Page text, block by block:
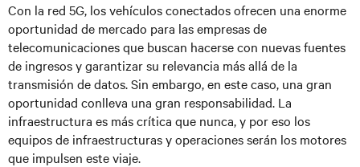
Con la red 5G, los vehículos conectados ofrecen una enorme
oportunidad de mercado para las empresas de
telecomunicaciones que buscan hacerse con nuevas fuentes
de ingresos y garantizar su relevancia más allá de la
transmisión de datos. Sin embargo, en este caso, una gran
oportunidad conlleva una gran responsabilidad. La
infraestructura es más crítica que nunca, y por eso los
equipos de infraestructuras y operaciones serán los motores
que impulsen este viaje.